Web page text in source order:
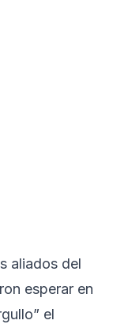
aliados del
esperar en
el